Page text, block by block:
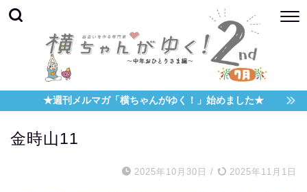
★週刊メルマガ「横ちゃんがゆく！」始めました★
金時山11
2025年10月30日 / 2025年11月1日